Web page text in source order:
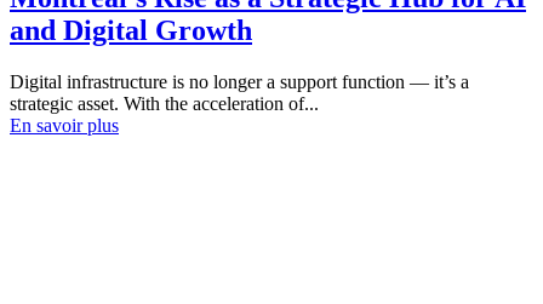
and Digital Growth
Digital infrastructure is no longer a support function — it’s a
strategic asset. With the acceleration of...
En savoir plus